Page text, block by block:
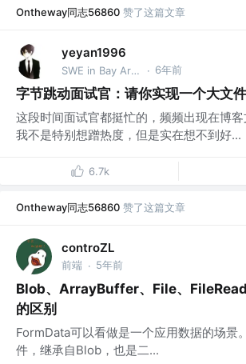
Ontheway同志56860 赞了这篇文章
yeyan1996
SWE in Bay Area @TikTok · 6年前
字节跳动面试官：请你实现一个大文
这段时间面试官都挺忙的，频频出现在博
我不是特别想蹭热度，但是实在想不到好...
6.7k
Ontheway同志56860 赞了这篇文章
controZL
前端 · 5年前
Blob、ArrayBuffer、File、
的区别
FormData可以看做是一个应用数据的场景
件，继承自Blob，也是二...